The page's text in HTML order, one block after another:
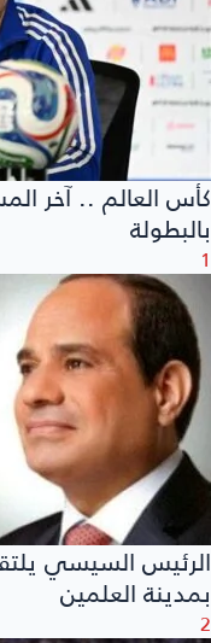
كأس العالم .. آخر
بالبطولة
1
الرئيس السيسي
بمدينة العلمين
2